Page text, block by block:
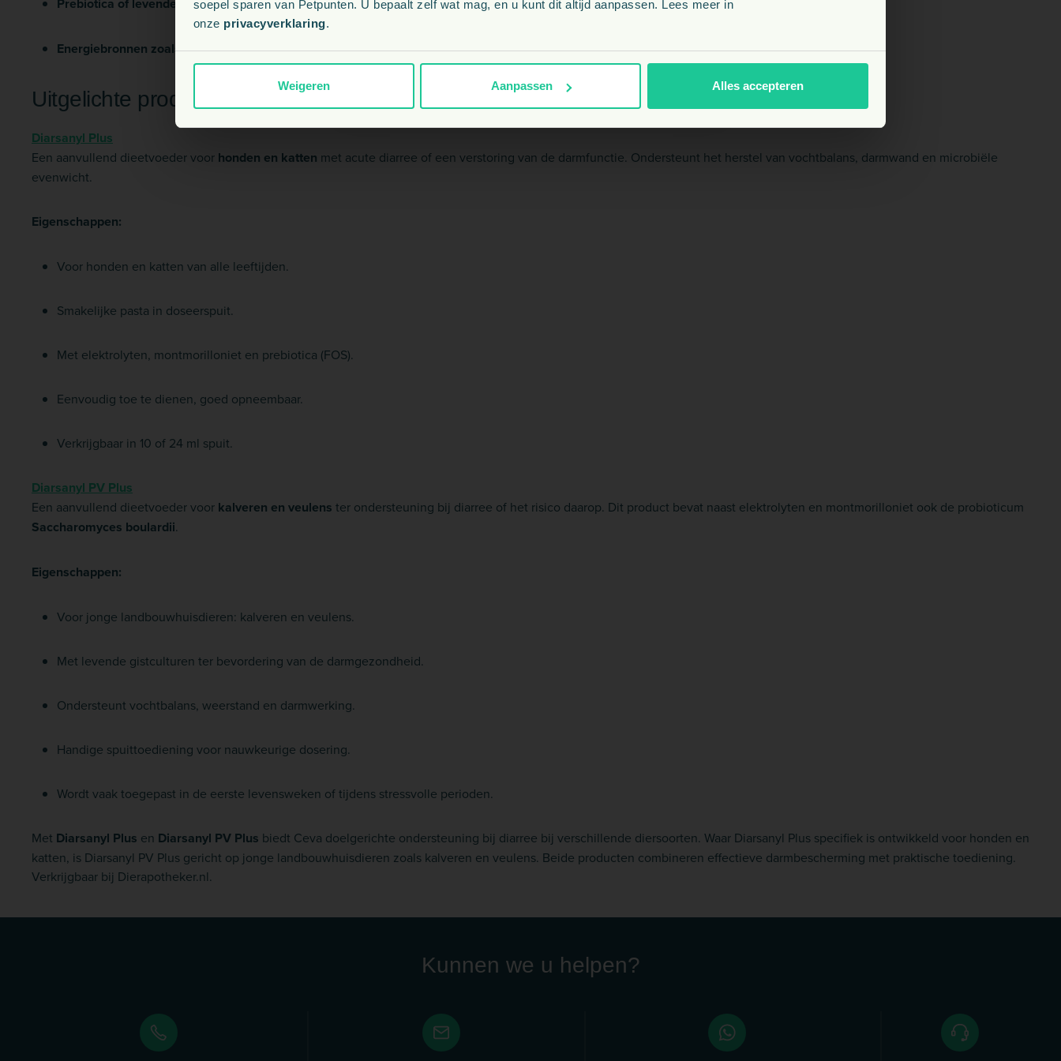
soepel sparen van Petpunten. U bepaalt zelf wat mag, en u kunt dit altijd aanpassen. Lees meer in
onze privacyverklaring.
Weigeren Aanpassen Alles accepteren
Energiebronnen zoals glucose: om het energieniveau op peil te houden.
Uitgelichte producten van Ceva bij Dierapotheker.nl
Diarsanyl Plus
Een aanvullend dieetvoeder voor honden en katten met acute diarree of een verstoring van de darmfunctie. Ondersteunt het herstel van vochtbalans, darmwand en microbiële
evenwicht.
Eigenschappen:
Voor honden en katten van alle leeftijden.
Smakelijke pasta in doseerspuit.
Met elektrolyten, montmorilloniet en prebiotica (FOS).
Eenvoudig toe te dienen, goed opneembaar.
Verkrijgbaar in 10 of 24 ml spuit.
Diarsanyl PV Plus
Een aanvullend dieetvoeder voor kalveren en veulens ter ondersteuning bij diarree of het risico daarop. Dit product bevat naast elektrolyten en montmorilloniet ook de probioticum
Saccharomyces boulardii.
Eigenschappen:
Voor jonge landbouwhuisdieren: kalveren en veulens.
Met levende gistculturen ter bevordering van de darmgezondheid.
Ondersteunt vochtbalans, weerstand en darmwerking.
Handige spuittoediening voor nauwkeurige dosering.
Wordt vaak toegepast in de eerste levensweken of tijdens stressvolle perioden.
Met Diarsanyl Plus en Diarsanyl PV Plus biedt Ceva doelgerichte ondersteuning bij diarree bij verschillende diersoorten. Waar Diarsanyl Plus specifiek is ontwikkeld voor honden en
katten, is Diarsanyl PV Plus gericht op jonge landbouwhuisdieren zoals kalveren en veulens. Beide producten combineren effectieve darmbescherming met praktische toediening.
Verkrijgbaar bij Dierapotheker.nl.
Kunnen we u helpen?